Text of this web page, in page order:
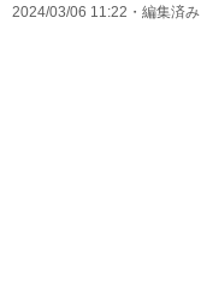
2024/03/06 11:22・編集済み